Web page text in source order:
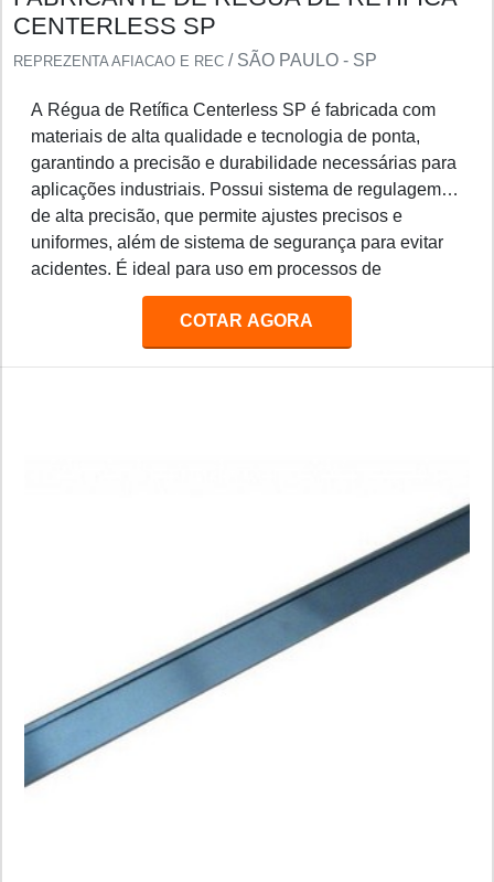
CENTERLESS SP
REPREZENTA AFIACAO E REC / SÃO PAULO - SP
A Régua de Retífica Centerless SP é fabricada com
materiais de alta qualidade e tecnologia de ponta,
garantindo a precisão e durabilidade necessárias para
aplicações industriais. Possui sistema de regulagem
de alta precisão, que permite ajustes precisos e
uniformes, além de sistema de segurança para evitar
acidentes. É ideal para uso em processos de
retificação de peças de precisão, como eixos, pinos,
COTAR AGORA